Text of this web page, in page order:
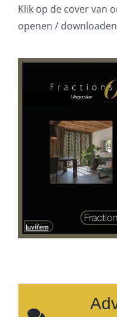
Klik op de cover van
openen /